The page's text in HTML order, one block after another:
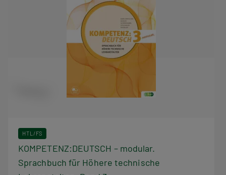
HTL/FS
KOMPETENZ:DEUTSCH – modular.
Sprachbuch für Höhere technische